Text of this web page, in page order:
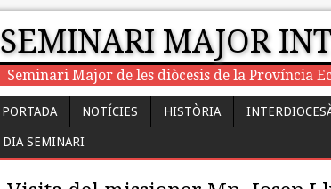
SEMINARI MAJOR
Seminari Major de les diòcesis de la Província
PORTADA NOTÍCIES HISTÒRIA
DIA SEMINARI